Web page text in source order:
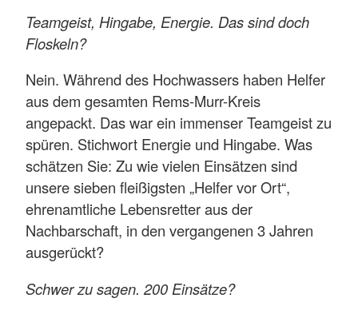
Teamgeist, Hingabe, Energie. Das sind doch
Floskeln?
Nein. Während des Hochwassers haben Helfer
aus dem gesamten Rems-Murr-Kreis
angepackt. Das war ein immenser Teamgeist zu
spüren. Stichwort Energie und Hingabe. Was
schätzen Sie: Zu wie vielen Einsätzen sind
unsere sieben fleißigsten „Helfer vor Ort“,
ehrenamtliche Lebensretter aus der
Nachbarschaft, in den vergangenen 3 Jahren
ausgerückt?
Schwer zu sagen. 200 Einsätze?